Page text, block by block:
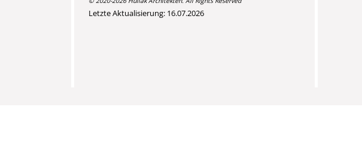
Letzte Aktualisierung: 16.07.2026